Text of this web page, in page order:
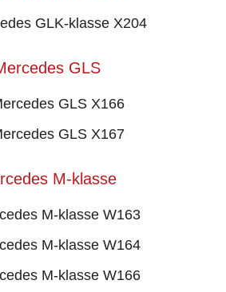
GLK-klasse X204
GLS
GLS X166
GLS X167
M-klasse
M-klasse W163
M-klasse W164
M-klasse W166